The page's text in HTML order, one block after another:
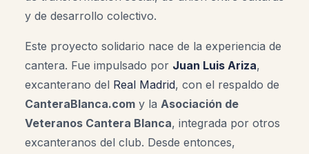
y de desarrollo colectivo.
Este proyecto solidario nace de la experiencia de
cantera. Fue impulsado por Juan Luis Ariza,
excanterano del Real Madrid, con el respaldo de
CanteraBlanca.com y la Asociación de
Veteranos Cantera Blanca, integrada por otros
excanteranos del club. Desde entonces,